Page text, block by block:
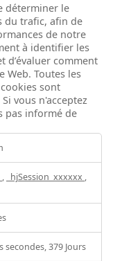
déterminer le
du trafic, afin de
de notre
à identifier les
d’évaluer comment
Web. Toutes les
sont
vous n'acceptez
pas informé de
, _hjSession_xxxxxx ,
secondes, 379 Jours